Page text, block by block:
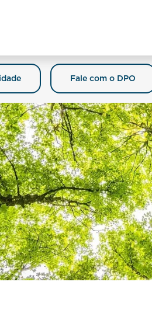
Fale com o DPO